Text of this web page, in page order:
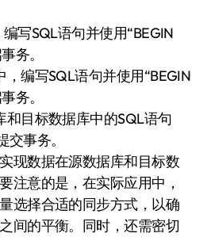
编写SQL语句并使用“BEGIN
务。
，编写SQL语句并使用“BEGIN
务。
和目标数据库中的SQL语句
交事务。
现数据在源数据库和目标数
注意的是，在实际应用中，
选择合适的同步方式，以确
间的平衡。同时，还需密切